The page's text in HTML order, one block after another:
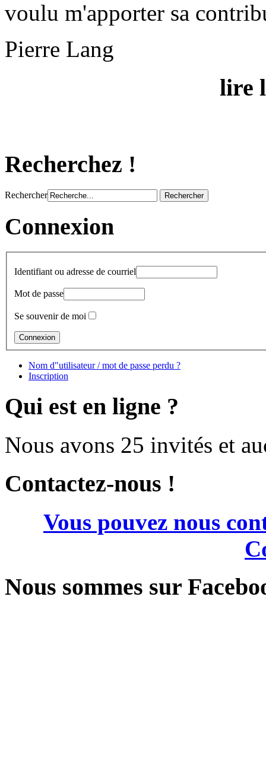
voulu m'apporter sa
Pierre Lang
lire
Recherchez !
Rechercher
Connexion
Identifiant ou adresse de courriel
Mot de passe
Se souvenir de moi
Nom d"utilisateur / mot de passe perdu ?
Inscription
Qui est en ligne ?
Nous avons 25 invités et
Contactez-nous !
Vous pouvez nous
Nous sommes sur